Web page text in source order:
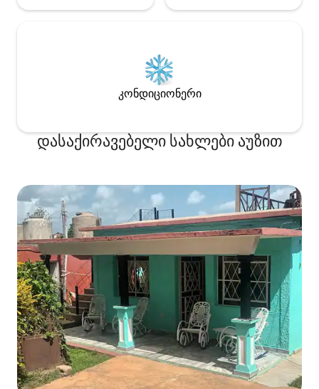
კონდიციონერი
დასაქირავებელი სახლები აუზით